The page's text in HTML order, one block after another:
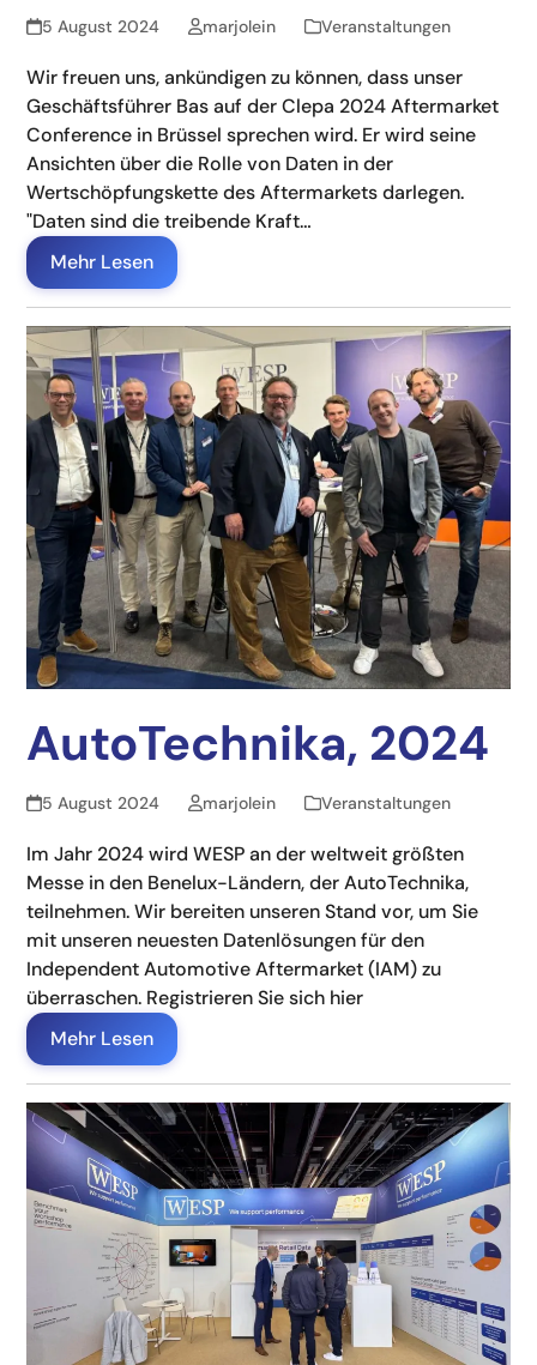
5 August 2024 marjolein Veranstaltungen
Wir freuen uns, ankündigen zu können, dass unser
Geschäftsführer Bas auf der Clepa 2024 Aftermarket
Conference in Brüssel sprechen wird. Er wird seine
Ansichten über die Rolle von Daten in der
Wertschöpfungskette des Aftermarkets darlegen.
"Daten sind die treibende Kraft…
Mehr Lesen
AutoTechnika, 2024
5 August 2024 marjolein Veranstaltungen
Im Jahr 2024 wird WESP an der weltweit größten
Messe in den Benelux-Ländern, der AutoTechnika,
teilnehmen. Wir bereiten unseren Stand vor, um Sie
mit unseren neuesten Datenlösungen für den
Independent Automotive Aftermarket (IAM) zu
überraschen. Registrieren Sie sich hier
Mehr Lesen